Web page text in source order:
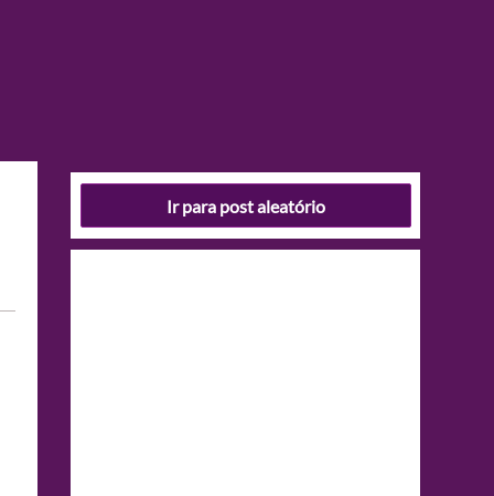
Ir para post aleatório